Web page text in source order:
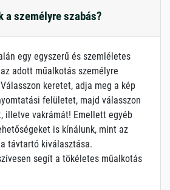
a személyre szabás?
egy egyszerű és szemléletes
adott műalkotás személyre
keretet, adja meg a kép
felületet, majd válasszon
illetve vakrámát! Emellett egyéb
is kínálunk, mint az
távtartó kiválasztása.
segít a tökéletes műalkotás